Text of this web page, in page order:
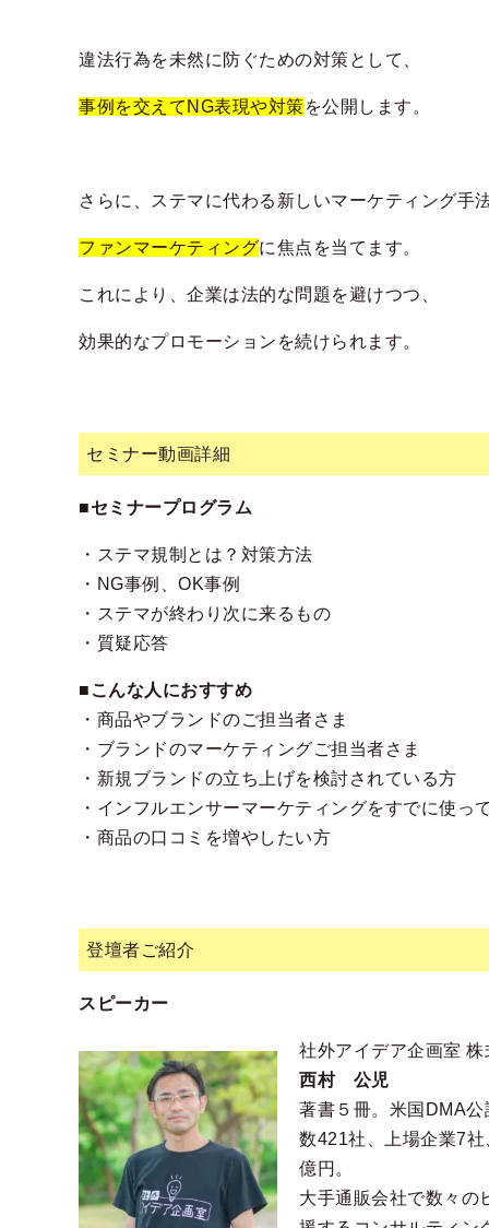
違法行為を未然に防ぐための対策として、
事例を交えてNG表現や対策を公開します。
さらに、ステマに代わる新しいマーケティング手
ファンマーケティングに焦点を当てます。
これにより、企業は法的な問題を避けつつ、
効果的なプロモーションを続けられます。
セミナー動画詳細
■セミナープログラム
・ステマ規制とは？対策方法
・NG事例、OK事例
・ステマが終わり次に来るもの
・質疑応答
■こんな人におすすめ
・商品やブランドのご担当者さま
・ブランドのマーケティングご担当者さま
・新規ブランドの立ち上げを検討されている方
・インフルエンサーマーケティングをすでに使っ
・商品の口コミを増やしたい方
登壇者ご紹介
スピーカー
社外アイデア企画室
西村 公児
著書５冊。米国DMA
数421社、上場企業7
億円。
大手通販会社で数々の